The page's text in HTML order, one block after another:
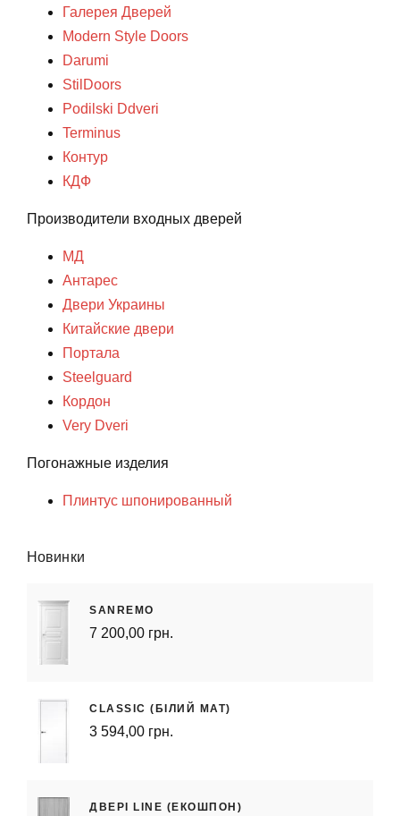
Галерея Дверей
Modern Style Doors
Darumi
StilDoors
Podilski Ddveri
Terminus
Контур
КДФ
Производители входных дверей
МД
Антарес
Двери Украины
Китайские двери
Портала
Steelguard
Кордон
Very Dveri
Погонажные изделия
Плинтус шпонированный
Новинки
SANREMO
7 200,00 грн.
CLASSIC (БІЛИЙ МАТ)
3 594,00 грн.
ДВЕРІ LINE (ЕКОШПОН)